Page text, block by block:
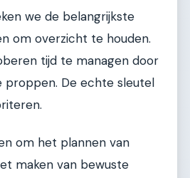
we de belangrijkste
om overzicht te houden.
tijd te managen door
proppen. De echte sleutel
om het plannen van
maken van bewuste